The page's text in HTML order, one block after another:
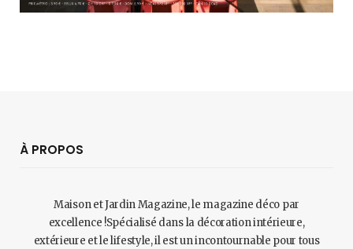
À PROPOS
Maison et Jardin Magazine, le magazine déco par
excellence !Spécialisé dans la décoration intérieure,
extérieure et le lifestyle, il est un incontournable pour tous